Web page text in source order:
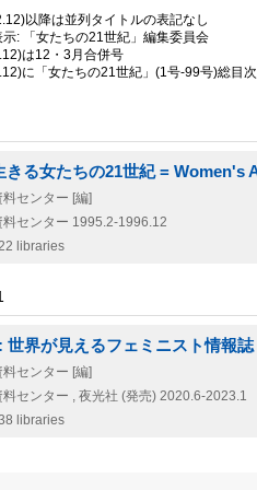
以降は並列タイトルの表記なし
: 「女たちの21世紀」編集委員会
は12・3月合併号
に「女たちの21世紀」(1号-99号)総目次
きる女たちの21世紀 = Women's
センター [編]
センター 1995.2-1996.12
libraries
世界が見えるフェミニスト情報誌
センター [編]
センター , 夜光社 (発売) 2020.6-2023.1
libraries